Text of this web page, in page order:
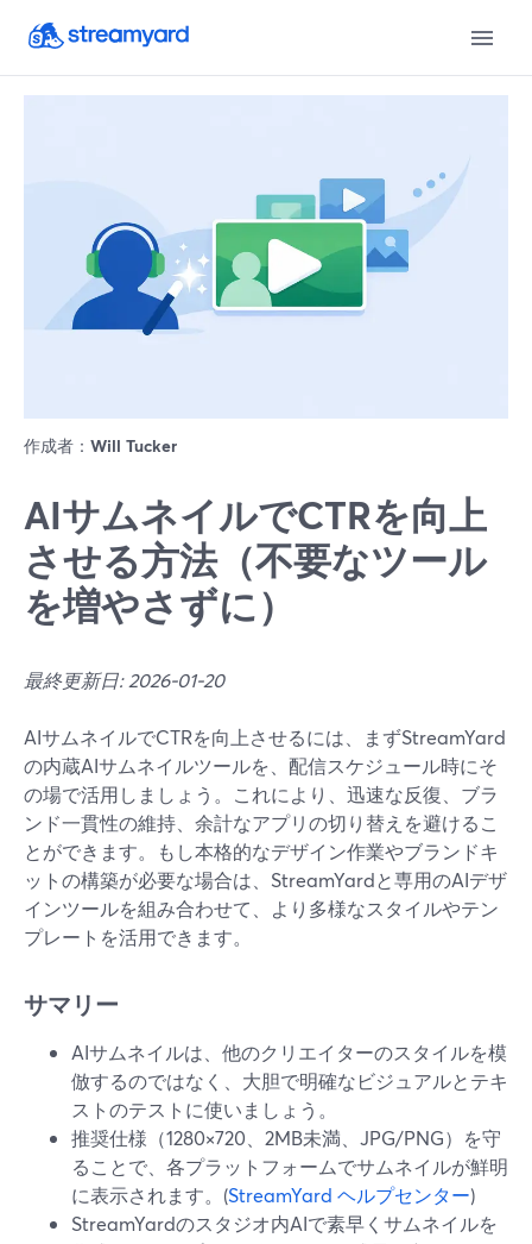
作成者： Will Tucker
AIサムネイルでCTRを向上
させる方法（不要なツール
を増やさずに）
最終更新日: 2026-01-20
AIサムネイルでCTRを向上させるには、まずStreamYard
の内蔵AIサムネイルツールを、配信スケジュール時にそ
の場で活用しましょう。これにより、迅速な反復、ブラ
ンド一貫性の維持、余計なアプリの切り替えを避けるこ
とができます。もし本格的なデザイン作業やブランドキ
ットの構築が必要な場合は、StreamYardと専用のAIデザ
インツールを組み合わせて、より多様なスタイルやテン
プレートを活用できます。
サマリー
AIサムネイルは、他のクリエイターのスタイルを模
倣するのではなく、大胆で明確なビジュアルとテキ
ストのテストに使いましょう。
推奨仕様（1280×720、2MB未満、JPG/PNG）を守
ることで、各プラットフォームでサムネイルが鮮明
に表示されます。(StreamYard ヘルプセンター)
StreamYardのスタジオ内AIで素早くサムネイルを